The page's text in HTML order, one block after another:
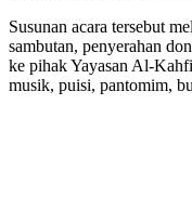
Susunan acara tersebut
sambutan, penyerahan
ke pihak Yayasan Al-
musik, puisi, pantomim,